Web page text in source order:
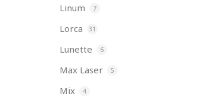
Linum 7
Lorca 31
Lunette 6
Max Laser 5
Mix 4